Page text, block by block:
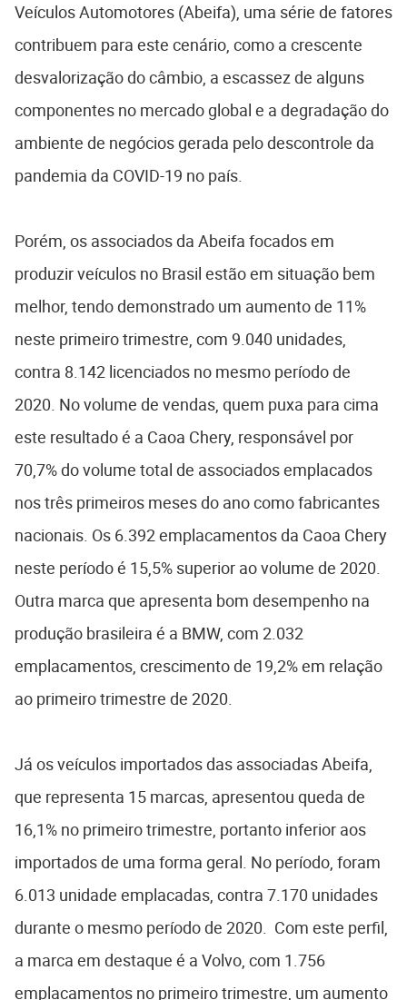
Veículos Automotores (Abeifa), uma série de fatores
contribuem para este cenário, como a crescente
desvalorização do câmbio, a escassez de alguns
componentes no mercado global e a degradação do
ambiente de negócios gerada pelo descontrole da
pandemia da COVID-19 no país.
Porém, os associados da Abeifa focados em
produzir veículos no Brasil estão em situação bem
melhor, tendo demonstrado um aumento de 11%
neste primeiro trimestre, com 9.040 unidades,
contra 8.142 licenciados no mesmo período de
2020. No volume de vendas, quem puxa para cima
este resultado é a Caoa Chery, responsável por
70,7% do volume total de associados emplacados
nos três primeiros meses do ano como fabricantes
nacionais. Os 6.392 emplacamentos da Caoa Chery
neste período é 15,5% superior ao volume de 2020.
Outra marca que apresenta bom desempenho na
produção brasileira é a BMW, com 2.032
emplacamentos, crescimento de 19,2% em relação
ao primeiro trimestre de 2020.
Já os veículos importados das associadas Abeifa,
que representa 15 marcas, apresentou queda de
16,1% no primeiro trimestre, portanto inferior aos
importados de uma forma geral. No período, foram
6.013 unidade emplacadas, contra 7.170 unidades
durante o mesmo período de 2020. Com este perfil,
a marca em destaque é a Volvo, com 1.756
emplacamentos no primeiro trimestre, um aumento